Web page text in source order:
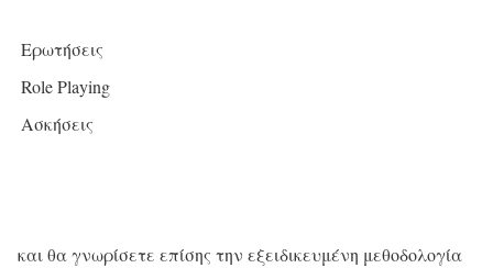
Ερωτήσεις
Role Playing
Ασκήσεις
και θα γνωρίσετε επίσης την εξειδικευμένη μεθοδολογία